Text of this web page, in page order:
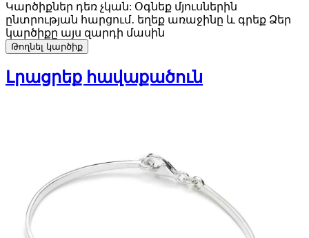
Կարծիքներ դեռ չկան: Օգնեք մյուսներին
ընտրության հարցում․ եղեք առաջինը և գրեք Ձեր
կարծիքը այս զարդի մասին
Թողնել կարծիք
Լրացրեք հավաքածուն